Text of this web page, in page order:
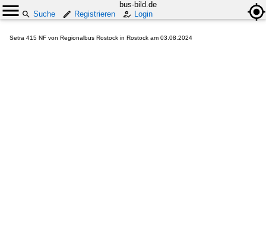
bus-bild.de
Suche
Registrieren Login
Setra 415 NF von Regionalbus Rostock in Rostock am 03.08.2024